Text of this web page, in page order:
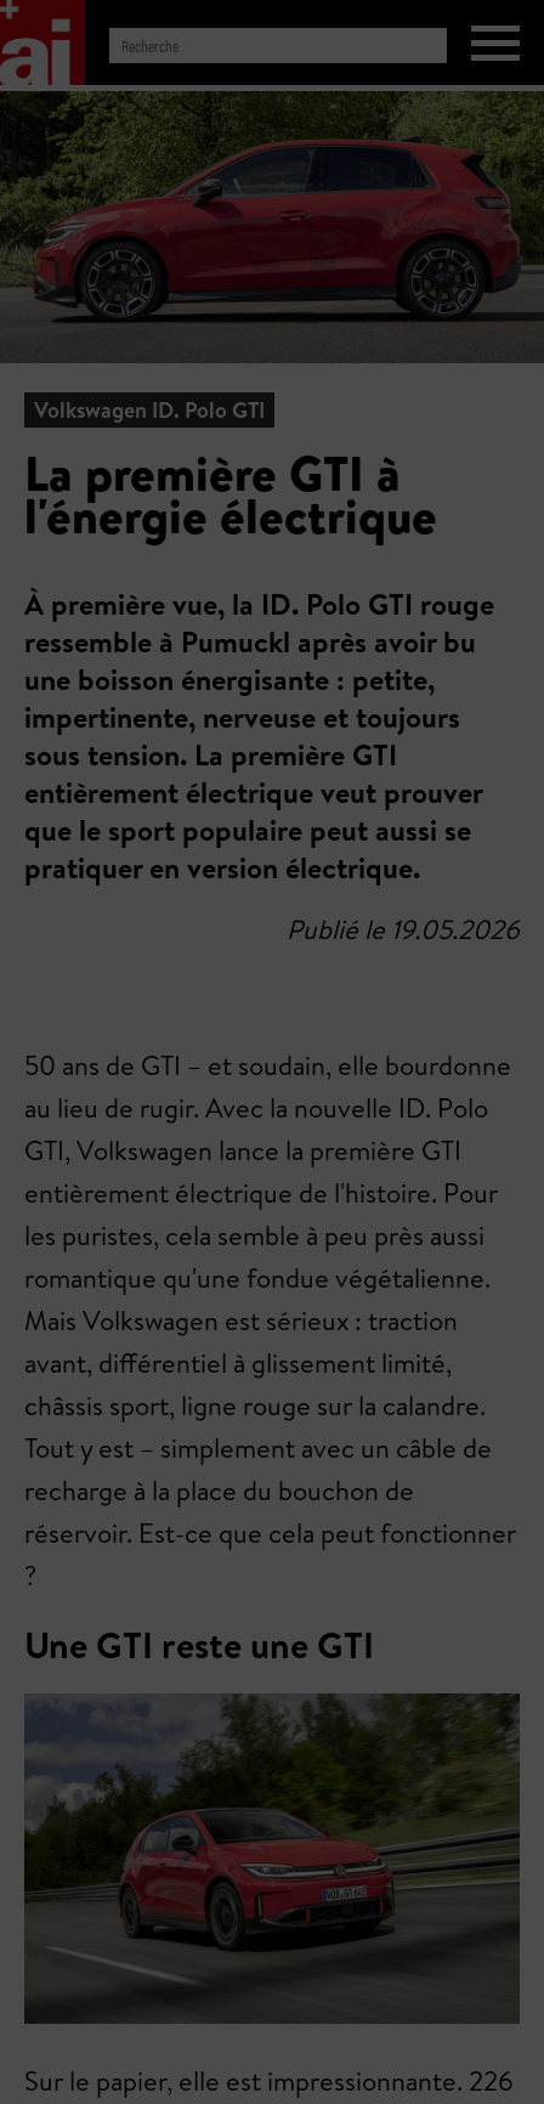
Volkswagen ID. Polo GTI
La première GTI à
l'énergie électrique
À première vue, la ID. Polo GTI rouge
ressemble à Pumuckl après avoir bu
une boisson énergisante : petite,
impertinente, nerveuse et toujours
sous tension. La première GTI
entièrement électrique veut prouver
que le sport populaire peut aussi se
pratiquer en version électrique.
Publié le 19.05.2026
50 ans de GTI – et soudain, elle bourdonne
au lieu de rugir. Avec la nouvelle ID. Polo
GTI, Volkswagen lance la première GTI
entièrement électrique de l'histoire. Pour
les puristes, cela semble à peu près aussi
romantique qu'une fondue végétalienne.
Mais Volkswagen est sérieux : traction
avant, différentiel à glissement limité,
châssis sport, ligne rouge sur la calandre.
Tout y est – simplement avec un câble de
recharge à la place du bouchon de
réservoir. Est-ce que cela peut fonctionner
?
Une GTI reste une GTI
Sur le papier, elle est impressionnante. 226